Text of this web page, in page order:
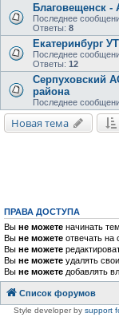
Благовещенск -
Последнее
Ответы: 8
Екатеринбург
Последнее
Ответы: 12
Серпуховский
района
Последнее
Новая тема
ПРАВА ДОСТУПА
Вы не можете начинать
Вы не можете отвечать на
Вы не можете
Вы не можете удалять
Вы не можете добавлять
Список форумов
Style developer by support